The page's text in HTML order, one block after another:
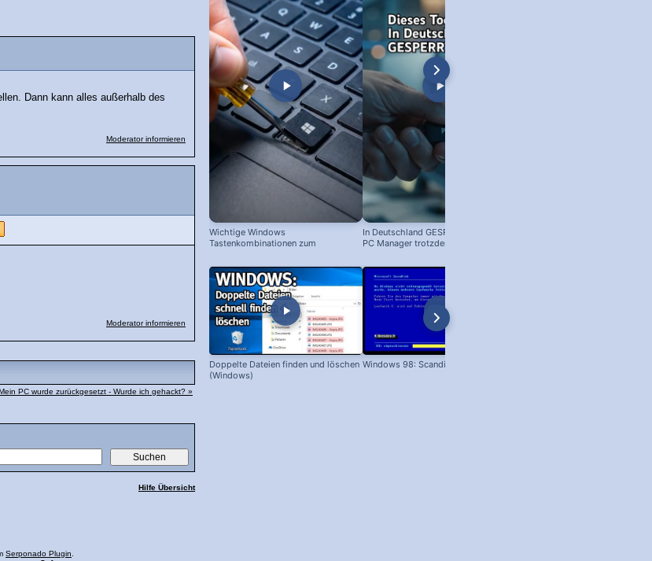
Dann kann alles außerhalb des
Moderator informieren
Moderator informieren
PC wurde zurückgesetzt - Wurde ich gehackt? »
Hilfe Übersicht
Wichtige Windows
Tastenkombinationen zum
In Deutschland GESPERRT: Microsoft
PC Manager trotzdem installieren
Doppelte Dateien finden und löschen
(Windows)
Windows 98: Scandisk
Serponado Plugin